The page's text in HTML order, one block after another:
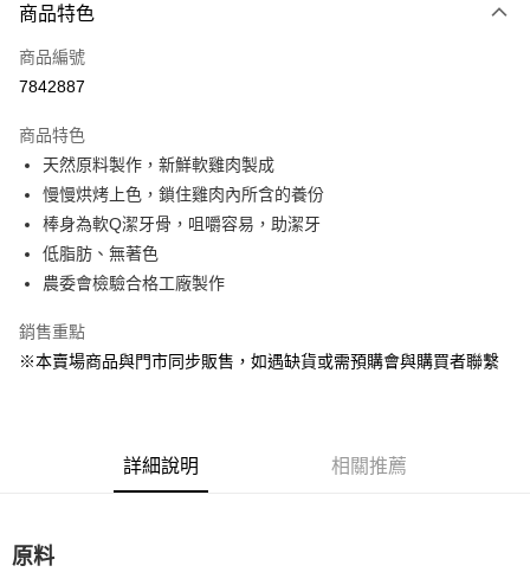
信用卡一次付款
超商取貨付款
Apple Pay
街口支付
Google Pay
全家取貨付款
每筆NT$80，滿NT$1,000(含以上)免運費
宅配(滿額免運)
商品特色
商品編號
7842887
商品特色
天然原料製作，新鮮軟雞肉製成
慢慢烘烤上色，鎖住雞肉內所含的養份
棒身為軟Q潔牙骨，咀嚼容易，助潔牙
低脂肪、無著色
農委會檢驗合格工廠製作
銷售重點
※本賣場商品與門市同步販售，如遇缺貨或需預購會與購買者聯繫
詳細說明 相關推薦
原料